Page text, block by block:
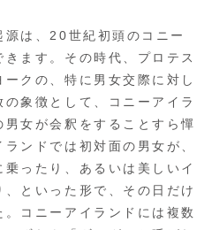
は、20世紀初頭のコニー
ます。その時代、プロテス
クの、特に男女交際に対し
象徴として、コニーアイラ
女が会釈をすることすら憚
ンドでは初対面の男女が、
ったり、あるいは美しいイ
といった形で、その日だけ
コニーアイランドには複数